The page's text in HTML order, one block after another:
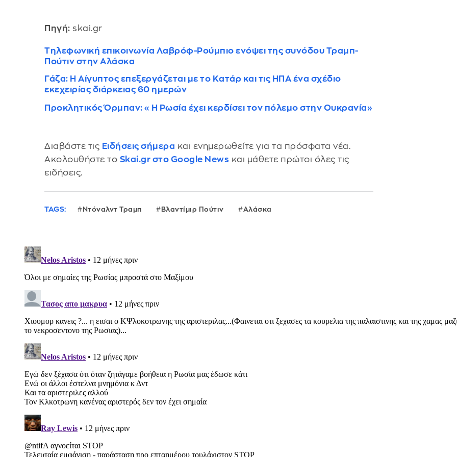
Πηγή: skai.gr
Τηλεφωνική επικοινωνία Λαβρόφ-Ρούμπιο ενόψει της συνόδου Τραμπ-
Πούτιν στην Αλάσκα
Γάζα: Η Αίγυπτος επεξεργάζεται με το Κατάρ και τις ΗΠΑ ένα σχέδιο
εκεχειρίας διάρκειας 60 ημερών
Προκλητικός Όρμπαν: «Η Ρωσία έχει κερδίσει τον πόλεμο στην Ουκρανία»
Διαβάστε τις Ειδήσεις σήμερα και ενημερωθείτε για τα πρόσφατα νέα.
Ακολουθήστε το Skai.gr στο Google News και μάθετε πρώτοι όλες τις
ειδήσεις.
TAGS: Ντόναλντ Τραμπ Βλαντίμιρ Πούτιν Αλάσκα